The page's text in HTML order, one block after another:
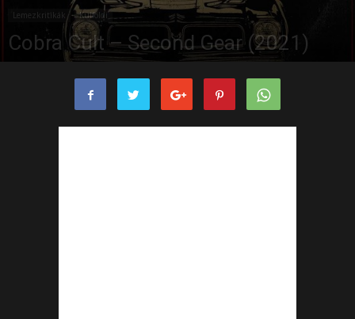
Lemezkritikák Külföldi
Cobra Cult – Second Gear (2021)